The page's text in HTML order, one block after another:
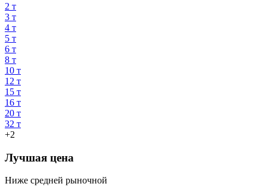
2 т
3 т
4 т
5 т
6 т
8 т
10 т
12 т
15 т
16 т
20 т
32 т
+2
Лучшая цена
Ниже средней рыночной